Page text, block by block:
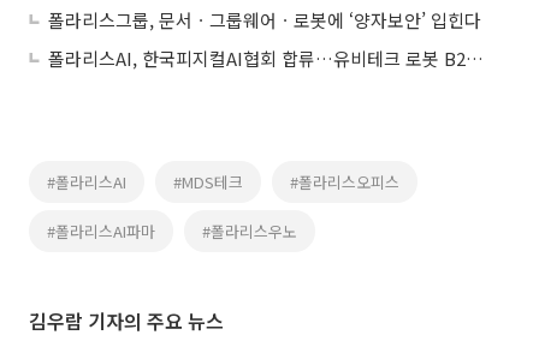
폴라리스그룹, 문서ㆍ그룹웨어ㆍ로봇에 ‘양자보안’ 입힌다
폴라리스AI, 한국피지컬AI협회 합류…유비테크 로봇 B2B 영업 본격 가동
#폴라리스AI #MDS테크 #폴라리스오피스
#폴라리스AI파마 #폴라리스우노
김우람 기자의 주요 뉴스